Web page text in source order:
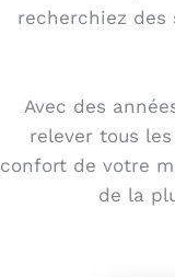
recherchiez
Avec des
relever tous
confort de votre
de la